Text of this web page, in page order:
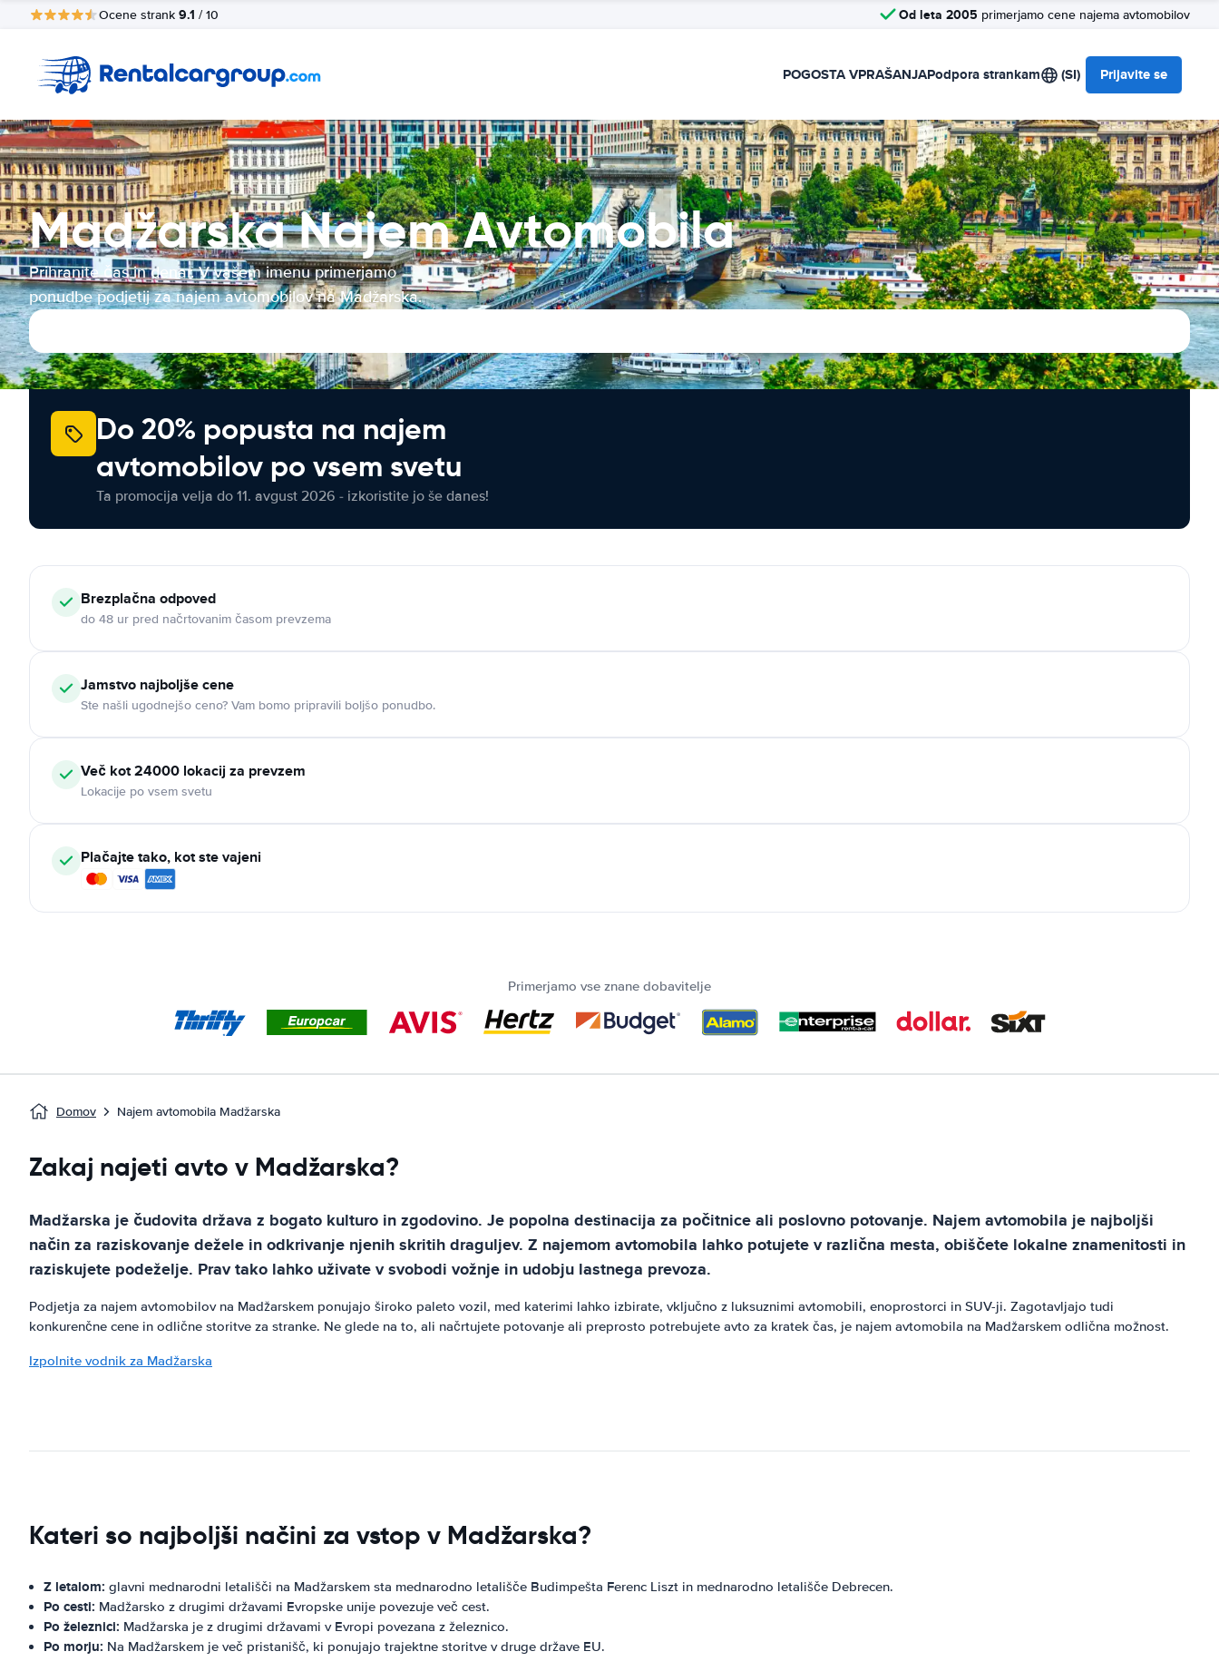
Ocene strank 9.1 / 10 Od leta 2005 primerjamo cene najema avtomobilov
POGOSTA VPRAŠANJAPodpora strankam (SI) Prijavite se
Madžarska Najem Avtomobila
Prihranite čas in denar. V vašem imenu primerjamo
ponudbe podjetij za najem avtomobilov na Madžarska.
Do 20% popusta na najem
avtomobilov po vsem svetu
Ta promocija velja do 11. avgust 2026 - izkoristite jo še danes!
Brezplačna odpoved
do 48 ur pred načrtovanim časom prevzema
Jamstvo najboljše cene
Ste našli ugodnejšo ceno? Vam bomo pripravili boljšo ponudbo.
Več kot 24000 lokacij za prevzem
Lokacije po vsem svetu
Plačajte tako, kot ste vajeni
Primerjamo vse znane dobavitelje
Domov Najem avtomobila Madžarska
Zakaj najeti avto v Madžarska?
Madžarska je čudovita država z bogato kulturo in zgodovino. Je popolna destinacija za počitnice ali poslovno potovanje. Najem avtomobila je najboljši
način za raziskovanje dežele in odkrivanje njenih skritih draguljev. Z najemom avtomobila lahko potujete v različna mesta, obiščete lokalne znamenitosti in
raziskujete podeželje. Prav tako lahko uživate v svobodi vožnje in udobju lastnega prevoza.
Podjetja za najem avtomobilov na Madžarskem ponujajo široko paleto vozil, med katerimi lahko izbirate, vključno z luksuznimi avtomobili, enoprostorci in SUV-ji. Zagotavljajo tudi
konkurenčne cene in odlične storitve za stranke. Ne glede na to, ali načrtujete potovanje ali preprosto potrebujete avto za kratek čas, je najem avtomobila na Madžarskem odlična možnost.
Izpolnite vodnik za Madžarska
Kateri so najboljši načini za vstop v Madžarska?
Z letalom: glavni mednarodni letališči na Madžarskem sta mednarodno letališče Budimpešta Ferenc Liszt in mednarodno letališče Debrecen.
Po cesti: Madžarsko z drugimi državami Evropske unije povezuje več cest.
Po železnici: Madžarska je z drugimi državami v Evropi povezana z železnico.
Po morju: Na Madžarskem je več pristanišč, ki ponujajo trajektne storitve v druge države EU.